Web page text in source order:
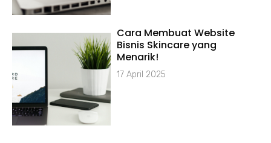
Cara Membuat Website
Bisnis Skincare yang
Menarik!
17 April 2025